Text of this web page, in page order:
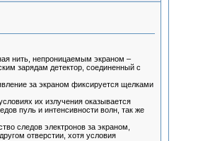
нить, непроницаемым экраном –
зарядам детектор, соединенный с
за экраном фиксируется щелками
их излучения оказывается
пуль и интенсивности волн, так же
следов электронов за экраном,
отверстии, хотя условия